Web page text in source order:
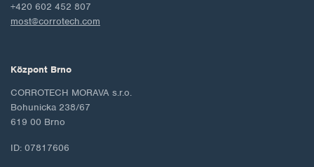
+420 602 452 807
most@corrotech.com
Központ Brno
CORROTECH MORAVA s.r.o.
Bohunicka 238/67
619 00 Brno
ID: 07817606